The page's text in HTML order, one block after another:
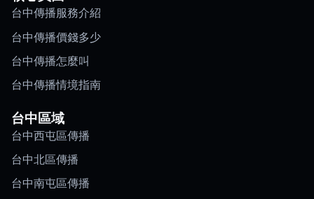
台中傳播服務介紹
台中傳播價錢多少
台中傳播怎麼叫
台中傳播情境指南
台中區域
台中西屯區傳播
台中北區傳播
台中南屯區傳播